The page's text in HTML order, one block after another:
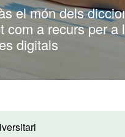
el món dels
com a recurs per a
digitals